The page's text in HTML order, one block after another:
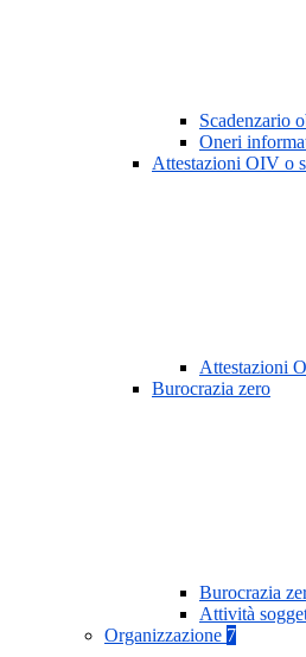
Scadenzario
Oneri
Attestazioni OIV o
Attestazioni
Burocrazia zero
Burocrazia
Attività
Organizzazione 7